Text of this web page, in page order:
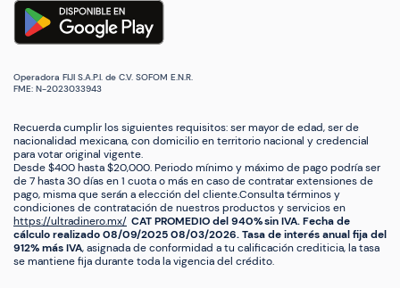
Operadora FIJI S.A.P.I. de C.V. SOFOM E.N.R.
FME: N-2023033943
Recuerda cumplir los siguientes requisitos: ser mayor de edad, ser de
nacionalidad mexicana, con domicilio en territorio nacional y credencial
para votar original vigente.
Desde $400 hasta $20,000. Periodo mínimo y máximo de pago podría ser
de 7 hasta 30 días en 1 cuota o más en caso de contratar extensiones de
pago, misma que serán a elección del cliente.Consulta términos y
condiciones de contratación de nuestros productos y servicios en
https://ultradinero.mx/ CAT PROMEDIO del 940% sin IVA. Fecha de
cálculo realizado 08/09/2025 08/03/2026. Tasa de interés anual fija del
912% más IVA, asignada de conformidad a tu calificación crediticia, la tasa
se mantiene fija durante toda la vigencia del crédito.